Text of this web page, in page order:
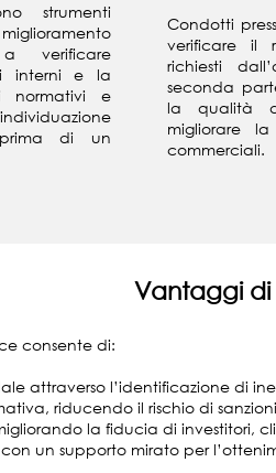
strumenti
verificare
interni e la
normativi e
di un
Condotti
verificare il
richiesti
seconda
la qualità
migliorare
commerciali.
Vantaggi di
consente di:
attraverso l’identificazione di
riducendo il rischio di
la fiducia di investitori,
un supporto mirato per